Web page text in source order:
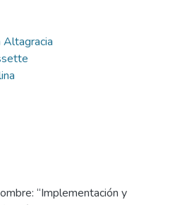
Altagracia
“Implementación y